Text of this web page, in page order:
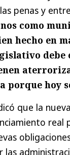
penas y
como
hecho en
debe
porque hoy
que la